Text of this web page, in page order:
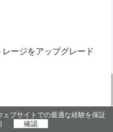
ブサイトでの最適な経験を保証
確認
ージをアップグレード